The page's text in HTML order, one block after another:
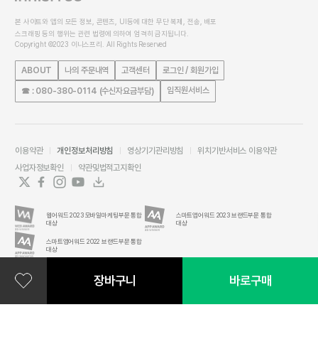
장바구니 바로구매
본 사이트와 앱의 모든 정보, 콘텐츠, UI등에 대한 무단 복제, 전송, 배포
스크래핑 등의 행위는 관련 법령에 의하여 엄격히 금지됩니다.
Copyright ©2023 이니스프리. All Rights Reserved
ABOUT 나의 주문내역 고객센터 로그인 / 회원가입
☎ : 080-380-0114 (수신자요금부담) 임직원서비스
이용약관 개인정보처리방침 영상기기관리방침
위치기반서비스 이용약관
사업자정보확인
약관및법적고지확인
웹어워드 2023 모바일마케팅부문 통합
대상
스마트앱어워드 2023 브랜드부문 통합
대상
스마트앱어워드 2022 브랜드부문 통합
대상